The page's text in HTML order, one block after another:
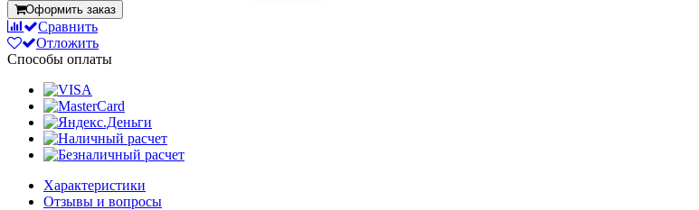
Оформить заказ
Сравнить
Отложить
Способы оплаты
Характеристики
Отзывы и вопросы